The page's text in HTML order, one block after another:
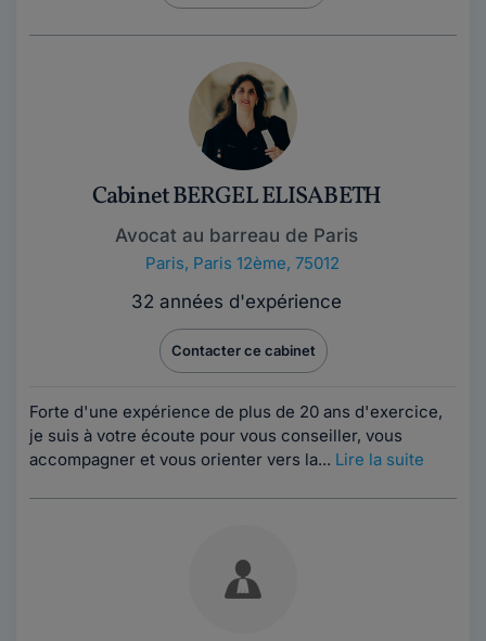
Cabinet BERGEL ELISABETH
Avocat au barreau de Paris
Paris, Paris 12ème, 75012
32 années d'expérience
Contacter ce cabinet
Forte d'une expérience de plus de 20 ans d'exercice,
je suis à votre écoute pour vous conseiller, vous
accompagner et vous orienter vers la... Lire la suite